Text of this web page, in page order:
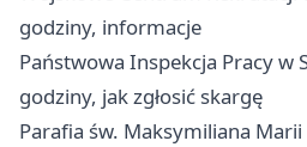
godziny, informacje
Państwowa Inspekcja Pracy w
godziny, jak zgłosić skargę
Parafia św. Maksymiliana Marii